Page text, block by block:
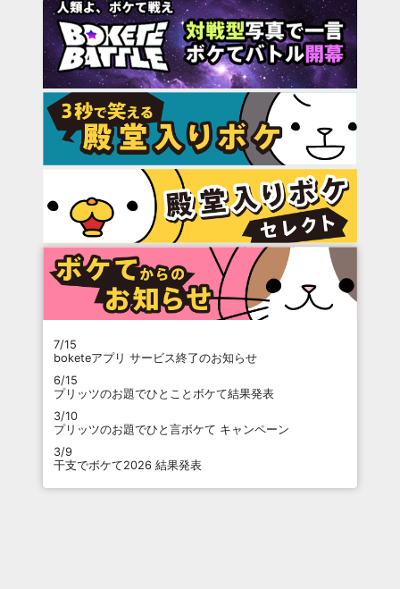
7/15
boketeアプリ サービス終了のお知らせ
6/15
プリッツのお題でひとことボケて結果発表
3/10
プリッツのお題でひと言ボケて キャンペーン
3/9
干支でボケて2026 結果発表